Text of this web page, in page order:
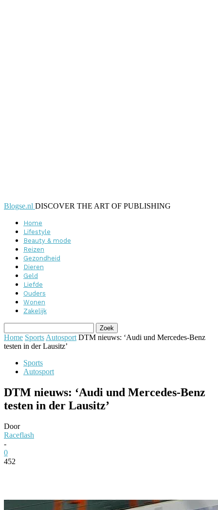
Blogse.nl DISCOVER THE ART OF PUBLISHING
Home
Lifestyle
Beauty & mode
Reizen
Gezondheid
Dieren
Geld
Liefde
Ouders
Wonen
Zakelijk
Home Sports Autosport DTM nieuws: ‘Audi und Mercedes-Benz
testen in der Lausitz’
Sports
Autosport
DTM nieuws: ‘Audi und Mercedes-Benz
testen in der Lausitz’
Door
Raceflash
-
0
452